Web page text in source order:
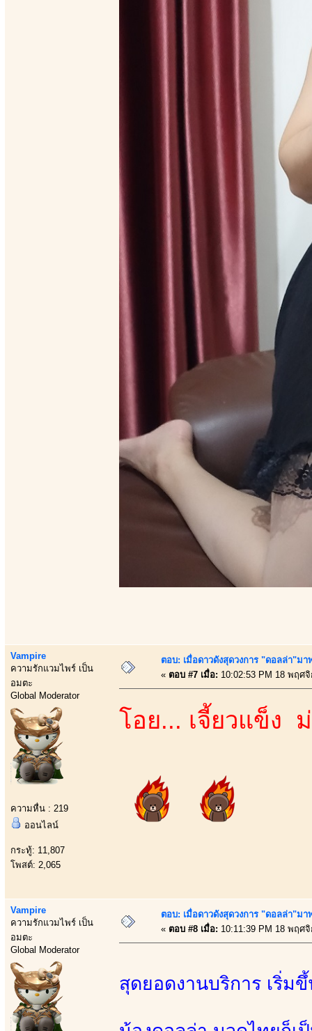
Vampire
ความรักแวมไพร์ เป็น
อมตะ
Global Moderator
ความหื่น : 219
ออนไลน์
กระทู้: 11,807
โพสต์: 2,065
ตอบ: เมื่อดาวดังสุดวงการ "ดอลล่า"มา
« ตอบ #7 เมื่อ: 10:02:53 PM 18 พฤศ
โอย... เจี้ยวแข็ง
Vampire
ความรักแวมไพร์ เป็น
อมตะ
Global Moderator
ตอบ: เมื่อดาวดังสุดวงการ "ดอลล่า"มา
« ตอบ #8 เมื่อ: 10:11:39 PM 18 พฤศ
สุดยอดงานบริการ เริ่ม